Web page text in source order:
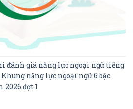
đánh giá năng lực ngoại ngữ tiếng
năng lực ngoại ngữ 6 bậc
đợt 1